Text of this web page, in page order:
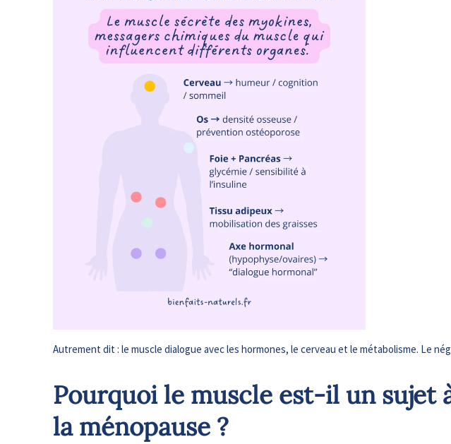
Autrement dit : le muscle dialogue avec les hormones, le cerveau et le métabolisme. Le
Pourquoi le muscle est-il un
la ménopause ?